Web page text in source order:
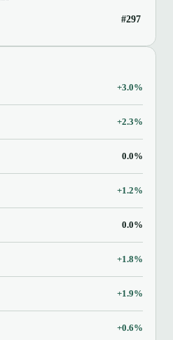
#297
+3.0%
+2.3%
0.0%
+1.2%
0.0%
+1.8%
+1.9%
+0.6%